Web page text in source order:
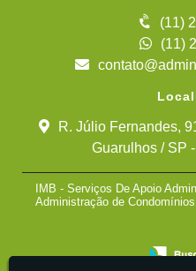
(11)
(11)
R. Júlio Fernandes,
Guarulhos / SP
IMB - Serviços De Apoio
Administração de Condomínios